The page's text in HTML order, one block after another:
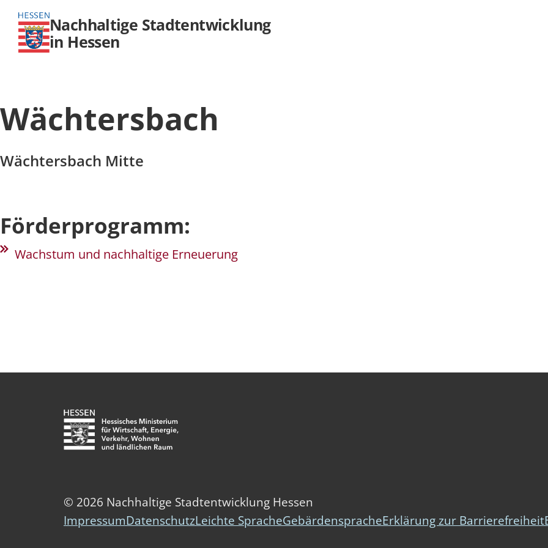
Nachhaltige Stadtentwicklung
in Hessen
Wächtersbach
Wächtersbach Mitte
Förderprogramm:
Wachstum und nachhaltige Erneuerung
© 2026 Nachhaltige Stadtentwicklung Hessen
ImpressumDatenschutzLeichte SpracheGebärdenspracheErklärung zur Barrierefreiheit